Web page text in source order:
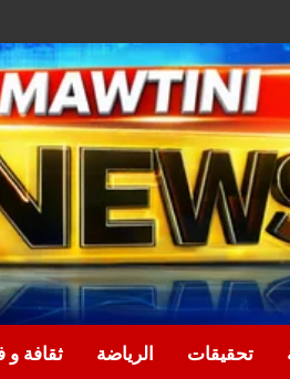
تحقيقات الرياضة ثقافة و